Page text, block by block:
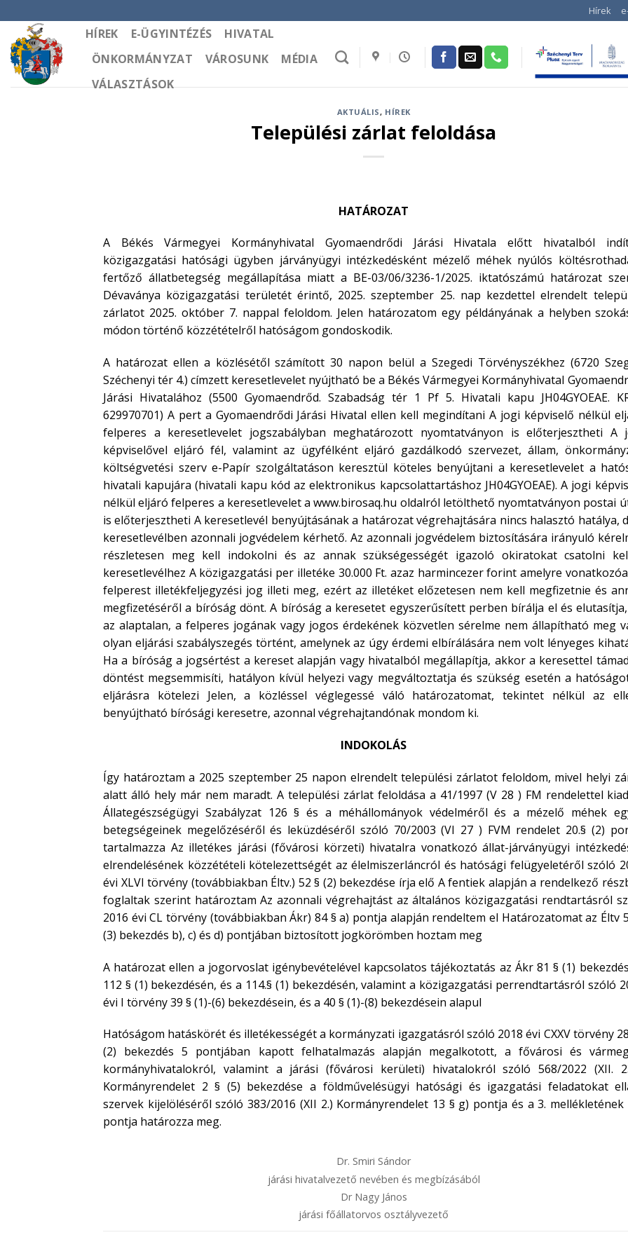
to
content
Hírek
HÍREK E-ÜGYINTÉZÉS
HIVATAL
ÖNKORMÁNYZAT
VÁROSUNK
MÉDIA
VÁLASZTÁSOK
AKTUÁLIS, HÍREK
Települési zárlat feloldása
HATÁROZAT
A Békés Vármegyei Kormányhivatal Gyomaendrődi Járási Hivatala előtt hivatalból
közigazgatási hatósági ügyben járványügyi intézkedésként mézelő méhek nyúlós
fertőző állatbetegség megállapítása miatt a BE-03/06/3236-1/2025. iktatószámú határozat
Dévaványa közigazgatási területét érintő, 2025. szeptember 25. nap kezdettel elrendelt
zárlatot 2025. október 7. nappal feloldom. Jelen határozatom egy példányának a helyben
módon történő közzétételről hatóságom gondoskodik.
A határozat ellen a közlésétől számított 30 napon belül a Szegedi Törvényszékhez (6720
Széchenyi tér 4.) címzett keresetlevelet nyújtható be a Békés Vármegyei Kormányhivatal
Járási Hivatalához (5500 Gyomaendrőd. Szabadság tér 1 Pf 5. Hivatali kapu JH04GYOEAE.
629970701) A pert a Gyomaendrődi Járási Hivatal ellen kell megindítani A jogi képviselő nélkül
felperes a keresetlevelet jogszabályban meghatározott nyomtatványon is előterjesztheti A
képviselővel eljáró fél, valamint az ügyfélként eljáró gazdálkodó szervezet, állam,
költségvetési szerv e-Papír szolgáltatáson keresztül köteles benyújtani a keresetlevelet a
hivatali kapujára (hivatali kapu kód az elektronikus kapcsolattartáshoz JH04GYOEAE). A jogi
nélkül eljáró felperes a keresetlevelet a www.birosaq.hu oldalról letölthető nyomtatványon postai
is előterjesztheti A keresetlevél benyújtásának a határozat végrehajtására nincs halasztó hatálya,
keresetlevélben azonnali jogvédelem kérhető. Az azonnali jogvédelem biztosítására irányuló
részletesen meg kell indokolni és az annak szükségességét igazoló okiratokat csatolni
keresetlevélhez A közigazgatási per illetéke 30.000 Ft. azaz harmincezer forint amelyre
felperest illetékfeljegyzési jog illeti meg, ezért az illetéket előzetesen nem kell megfizetnie és
megfizetéséről a bíróság dönt. A bíróság a keresetet egyszerűsített perben bírálja el és
az alaptalan, a felperes jogának vagy jogos érdekének közvetlen sérelme nem állapítható meg
olyan eljárási szabályszegés történt, amelynek az úgy érdemi elbírálására nem volt lényeges
Ha a bíróság a jogsértést a kereset alapján vagy hivatalból megállapítja, akkor a keresettel
döntést megsemmisíti, hatályon kívül helyezi vagy megváltoztatja és szükség esetén a
eljárásra kötelezi Jelen, a közléssel véglegessé váló határozatomat, tekintet nélkül az
benyújtható bírósági keresetre, azonnal végrehajtandónak mondom ki.
INDOKOLÁS
Így határoztam a 2025 szeptember 25 napon elrendelt települési zárlatot feloldom, mivel helyi
alatt álló hely már nem maradt. A települési zárlat feloldása a 41/1997 (V 28 ) FM rendelettel
Állategészségügyi Szabályzat 126 § és a méhállományok védelméről és a mézelő méhek
betegségeinek megelőzéséről és leküzdéséről szóló 70/2003 (VI 27 ) FVM rendelet 20.§ (2)
tartalmazza Az illetékes járási (fővárosi körzeti) hivatalra vonatkozó állat-járványügyi
elrendelésének közzétételi kötelezettségét az élelmiszerláncról és hatósági felügyeletéről szóló
évi XLVI törvény (továbbiakban Éltv.) 52 § (2) bekezdése írja elő A fentiek alapján a rendelkező
foglaltak szerint határoztam Az azonnali végrehajtást az általános közigazgatási rendtartásról
2016 évi CL törvény (továbbiakban Ákr) 84 § a) pontja alapján rendeltem el Határozatomat az Éltv
(3) bekezdés b), c) és d) pontjában biztosított jogkörömben hoztam meg
A határozat ellen a jogorvoslat igénybevételével kapcsolatos tájékoztatás az Ákr 81 § (1)
112 § (1) bekezdésén, és a 114.§ (1) bekezdésén, valamint a közigazgatási perrendtartásról szóló
évi I törvény 39 § (1)-(6) bekezdésein, és a 40 § (1)-(8) bekezdésein alapul
Hatóságom hatáskörét és illetékességét a kormányzati igazgatásról szóló 2018 évi CXXV törvény
(2) bekezdés 5 pontjában kapott felhatalmazás alapján megalkotott, a fővárosi és
kormányhivatalokról, valamint a járási (fővárosi kerületi) hivatalokról szóló 568/2022 (XII.
Kormányrendelet 2 § (5) bekezdése a földművelésügyi hatósági és igazgatási feladatokat
szervek kijelöléséről szóló 383/2016 (XII 2.) Kormányrendelet 13 § g) pontja és a 3. mellékletének
pontja határozza meg.
Dr. Smiri Sándor
járási hivatalvezető nevében és megbízásából
Dr Nagy János
járási főállatorvos osztályvezető